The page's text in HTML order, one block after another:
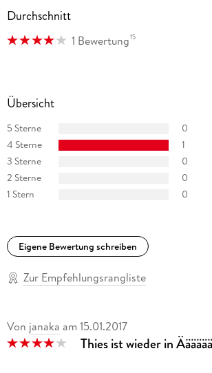
Durchschnitt
1 Bewertung15
Übersicht
5 Sterne
0
4 Sterne
1
3 Sterne
0
2 Sterne
0
1 Stern
0
Eigene Bewertung schreiben
Zur Empfehlungsrangliste
Von janaka am 15.01.2017
Thies ist wieder in